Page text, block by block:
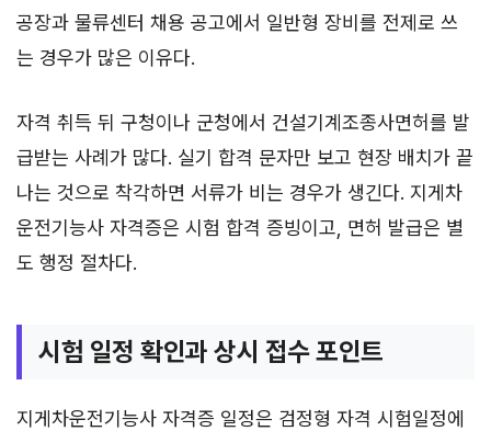
공장과 물류센터 채용 공고에서 일반형 장비를 전제로 쓰
는 경우가 많은 이유다.
자격 취득 뒤 구청이나 군청에서 건설기계조종사면허를 발
급받는 사례가 많다. 실기 합격 문자만 보고 현장 배치가 끝
나는 것으로 착각하면 서류가 비는 경우가 생긴다. 지게차
운전기능사 자격증은 시험 합격 증빙이고, 면허 발급은 별
도 행정 절차다.
시험 일정 확인과 상시 접수 포인트
지게차운전기능사 자격증 일정은 검정형 자격 시험일정에